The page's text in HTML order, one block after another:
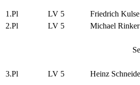
1.Pl LV 5 Friedrich Kulse
2.Pl
LV 5 Michael Rinker
3.Pl LV 5 Heinz